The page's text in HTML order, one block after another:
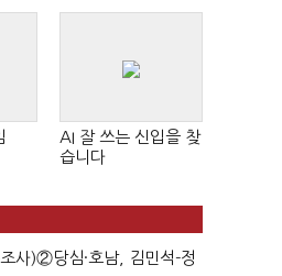
AI 잘 쓰는 신입을 찾
습니다
사)②당심·호남, 김민석-정